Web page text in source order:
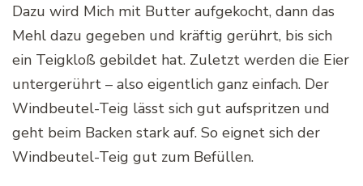
Dazu wird Mich mit Butter aufgekocht, dann das
Mehl dazu gegeben und kräftig gerührt, bis sich
ein Teigkloß gebildet hat. Zuletzt werden die Eier
untergerührt – also eigentlich ganz einfach. Der
Windbeutel-Teig lässt sich gut aufspritzen und
geht beim Backen stark auf. So eignet sich der
Windbeutel-Teig gut zum Befüllen.